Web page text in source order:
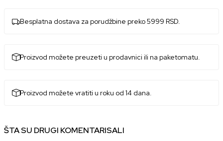
Besplatna dostava za porudžbine preko 5999 RSD.
Proizvod možete preuzeti u prodavnici ili na paketomatu.
Proizvod možete vratiti u roku od 14 dana.
ŠTA SU DRUGI KOMENTARISALI